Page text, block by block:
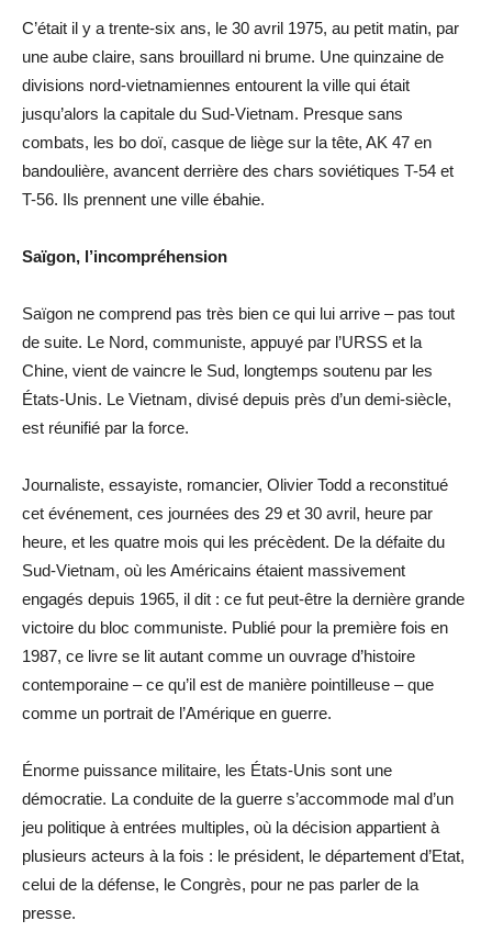
C’était il y a trente-six ans, le 30 avril 1975, au petit matin, par
une aube claire, sans brouillard ni brume. Une quinzaine de
divisions nord-vietnamiennes entourent la ville qui était
jusqu’alors la capitale du Sud-Vietnam. Presque sans
combats, les bo doï, casque de liège sur la tête, AK 47 en
bandoulière, avancent derrière des chars soviétiques T-54 et
T-56. Ils prennent une ville ébahie.
Saïgon, l’incompréhension
Saïgon ne comprend pas très bien ce qui lui arrive – pas tout
de suite. Le Nord, communiste, appuyé par l’URSS et la
Chine, vient de vaincre le Sud, longtemps soutenu par les
États-Unis. Le Vietnam, divisé depuis près d’un demi-siècle,
est réunifié par la force.
Journaliste, essayiste, romancier, Olivier Todd a reconstitué
cet événement, ces journées des 29 et 30 avril, heure par
heure, et les quatre mois qui les précèdent. De la défaite du
Sud-Vietnam, où les Américains étaient massivement
engagés depuis 1965, il dit : ce fut peut-être la dernière grande
victoire du bloc communiste. Publié pour la première fois en
1987, ce livre se lit autant comme un ouvrage d’histoire
contemporaine – ce qu’il est de manière pointilleuse – que
comme un portrait de l’Amérique en guerre.
Énorme puissance militaire, les États-Unis sont une
démocratie. La conduite de la guerre s’accommode mal d’un
jeu politique à entrées multiples, où la décision appartient à
plusieurs acteurs à la fois : le président, le département d’Etat,
celui de la défense, le Congrès, pour ne pas parler de la
presse.